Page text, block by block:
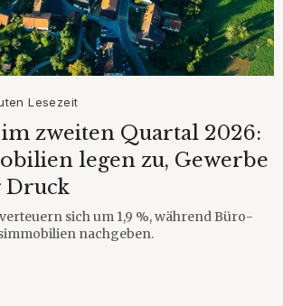
Lesezeit
zweiten Quartal 2026:
legen zu, Gewerbe
Druck
sich um 1,9 %, während Büro-
nachgeben.